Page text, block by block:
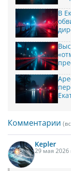
В
Комментарии
Kepler
29 мая 2026